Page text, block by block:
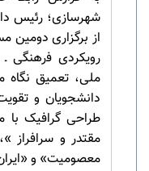
شهرسازی؛ رئیس
از برگزاری دومین
رویکردی ﻓرهنگی
ملی، ﺗﻌﻤﯿﻖ نگاه
داﻧﺸﺠﻮیان و
طراحی گرافیک با
ﻣﻘﺘﺪر و ﺳﺮاﻓﺮاز
معصومیت» و